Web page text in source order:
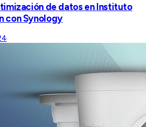
de datos en Instituto
con Synology